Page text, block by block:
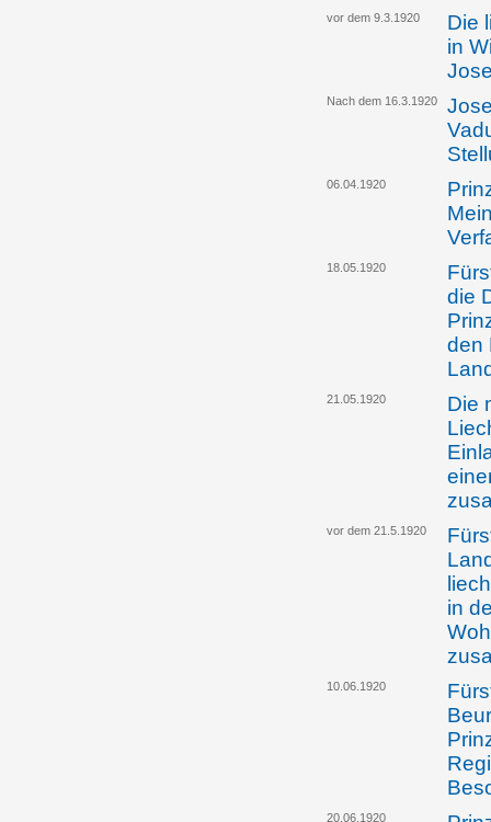
vor dem 9.3.1920
Die
in
Nach dem 16.3.1920
06.04.1920
18.05.1920
die
den
21.05.1920
Die
vor dem 21.5.1920
in
10.06.1920
20.06.1920